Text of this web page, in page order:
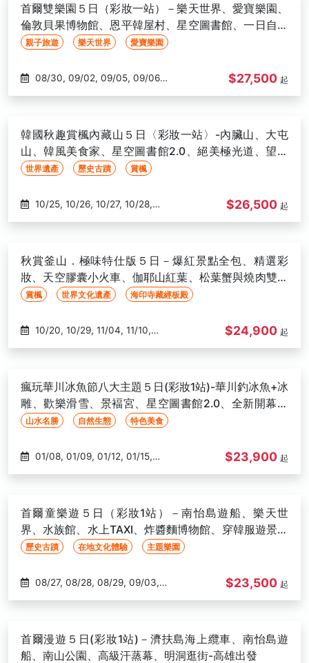
11/29, 11/30, 12/03, 12/04, 12/05,
12/06, 12/07, 12/11, 12/13, 12/14,
12/18, 12/20, 12/27, 12/28
首爾雙樂園５日（彩妝一站）－樂天世界、愛寶樂園、
倫敦貝果博物館、恩平韓屋村、星空圖書館、一日自由
活動、兩晚明洞－高雄出發
親子旅遊 樂天世界 愛寶樂園
09/08, 09/12, 09/17, 09/19,
10/04, 10/10, 10/13, 10/15, 10/17,
10/18, 10/21, 10/25, 10/30, 11/03,
11/04, 11/07, 11/08, 11/13, 11/14,
11/17, 11/18, 11/20, 11/21, 11/22,
$27,500 起
韓國秋趣賞楓內藏山５日〈彩妝一站〉-內臟山、大屯
山、韓風美食家、星空圖書館2.0、絕美極光道、望遠
市場-高雄出發
世界遺產 歷史古蹟 賞楓
10/29, 10/30, 10/31, 11/01, 11/02,
11/09, 11/10, 11/11, 11/12
$26,500 起
秋賞釜山．極味特仕版５日－爆紅景點全包、精選彩
妝、天空膠囊小火車、伽耶山紅葉、松葉蟹與燒肉雙重
奏－高雄出發
賞楓 世界文化遺產 海印寺藏經板殿
11/17, 11/20
$24,900 起
瘋玩華川冰魚節八大主題５日(彩妝1站)-華川釣冰魚+冰
雕、歡樂滑雪、景褔宮、星空圖書館2.0、全新開幕汗
蒸幕-高雄出發
山水名勝 自然生態 特色美食
01/16, 01/19, 01/22, 01/23, 01/26,
$23,900 起
首爾童樂遊５日（彩妝1站）－南怡島遊船、樂天世
界、水族館、水上TAXI、炸醬麵博物館、穿韓服遊景福
宮、明洞-高雄出發
歷史古蹟 在地文化體驗 主題樂園
09/04, 09/05, 09/10, 09/11,
10/01, 10/02, 10/03, 10/10, 10/15,
10/16, 10/17, 10/29, 10/30, 10/31
$23,500 起
首爾漫遊５日(彩妝1站)－濟扶島海上纜車、南怡島遊
船、南山公園、高級汗蒸幕、明洞逛街-高雄出發